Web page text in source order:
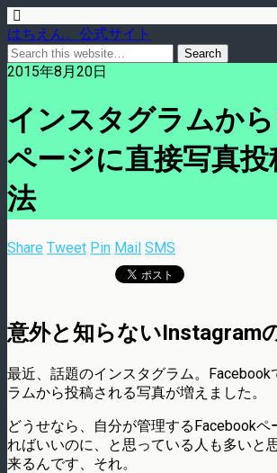
はちえん。公式サイト
2015年8月20日
インスタグラムから
ページに直接写真
法
Share Tweet Pin Mail SMS
意外と知らないInstagram
最近、話題のインスタグラム。Facebook
ラムから投稿される写真が増えました。
どうせなら、自分が管理するFacebookペ
ればいいのに、と思っている人も多いと
来るんです、それ。